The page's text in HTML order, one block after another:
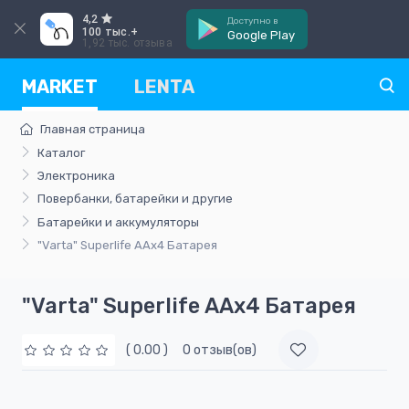
4,2
100 тыс.+
1,92 тыс. отзыва
Доступно в
Google Play
MARKET LENTA
Главная страница
Каталог
Электроника
Повербанки, батарейки и другие
Батарейки и аккумуляторы
"Varta" Superlife ААх4 Батарея
"Varta" Superlife ААх4 Батарея
( 0.00 ) 0 отзыв(ов)